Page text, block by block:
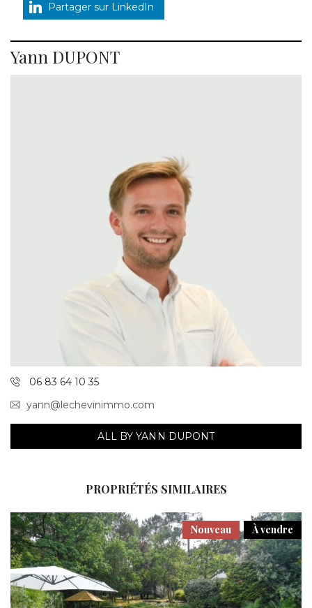
Partager sur LinkedIn
Yann DUPONT
06 83 64 10 35
yann@lechevinimmo.com
ALL BY YANN DUPONT
PROPRIÉTÉS SIMILAIRES
À vendre
Nouveau